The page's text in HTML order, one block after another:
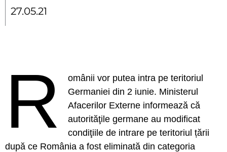
27.05.21
R
omânii vor putea intra pe teritoriul
Germaniei din 2 iunie. Ministerul
Afacerilor Externe informează că
autorităţile germane au modificat
condiţiile de intrare pe teritoriul țării
după ce România a fost eliminată din categoria